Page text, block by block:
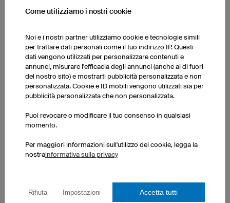
Deportivo
Come utilizziamo i nostri cookie
Noi e i nostri partner utilizziamo cookie e tecnologie simili
per trattare dati personali come il tuo indirizzo IP. Questi
dati vengono utilizzati per personalizzare contenuti e
annunci, misurare l'efficacia degli annunci (anche al di fuori
del nostro sito) e mostrarti pubblicità personalizzata e non
personalizzata. Cookie e ID mobili vengono utilizzati sia per
pubblicità personalizzata che non personalizzata.
Puoi revocare o modificare il tuo consenso in qualsiasi
momento.
Per maggiori informazioni sull'utilizzo dei cookie, legga la
nostrainformativa sulla privacy
Rifiuta Impostazioni Accetta tutti